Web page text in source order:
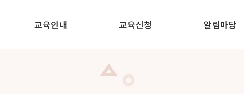
교육안내 교육신청 알림마당